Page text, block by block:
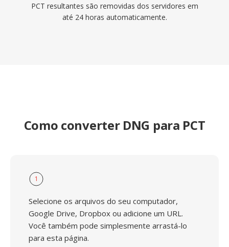
PCT resultantes são removidas dos servidores em
até 24 horas automaticamente.
Como converter DNG para PCT
1
Selecione os arquivos do seu computador,
Google Drive, Dropbox ou adicione um URL.
Você também pode simplesmente arrastá-lo
para esta página.